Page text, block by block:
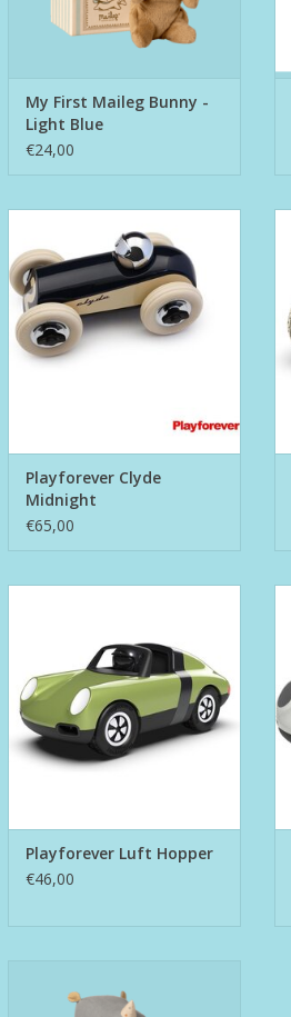
My First Maileg Bunny -
Light Blue
€24,00
TOEVOEGEN AAN WINKELWAGEN
Playforever Clyde
Midnight
€65,00
Playforever Luft Hopper
€46,00
TOEVOEGEN AAN WINKELWAGEN